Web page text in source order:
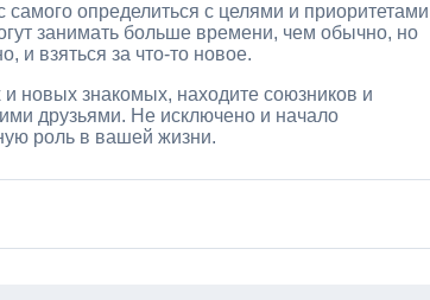
определиться с целями и
занимать больше времени, чем обычно, но
и взяться за что-то новое.
новых знакомых, находите союзников и
друзьями. Не исключено и начало
роль в вашей жизни.